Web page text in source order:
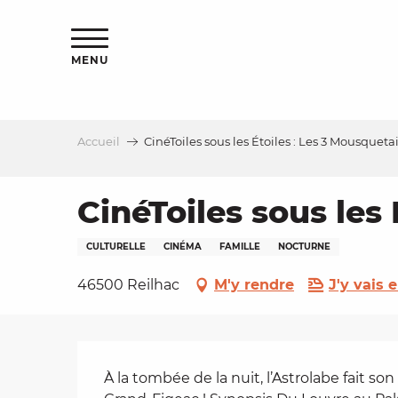
MENU
Accueil CinéToiles sous les Étoiles : Les 3
CinéToiles sous
CULTURELLE CINÉMA FAMILLE NOCTURNE
46500 Reilhac M'y rendre J'y vais
Description
À la tombée de la nuit, l’Astrolabe fait